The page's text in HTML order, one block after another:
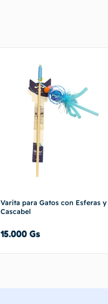
Varita para Gatos con Esferas y
Cascabel
15.000 Gs